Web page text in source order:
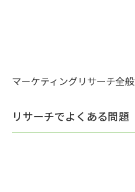
マーケティングリサーチ全般
リサーチでよくある問題